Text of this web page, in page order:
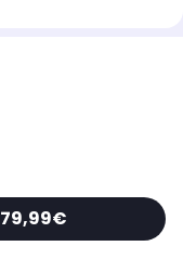
79,99€